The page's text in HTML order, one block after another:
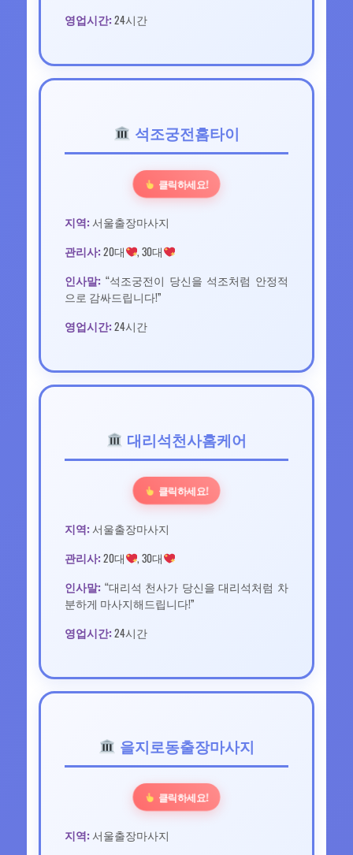
영업시간: 24시간
석조궁전홈타이
클릭하세요!
지역: 서울출장마사지
관리사: 20대 , 30대
인사말: “석조궁전이 당신을 석조처럼 안정적
으로 감싸드립니다!”
영업시간: 24시간
대리석천사홈케어
클릭하세요!
지역: 서울출장마사지
관리사: 20대 , 30대
인사말: “대리석 천사가 당신을 대리석처럼 차
분하게 마사지해드립니다!”
영업시간: 24시간
을지로동출장마사지
클릭하세요!
지역: 서울출장마사지